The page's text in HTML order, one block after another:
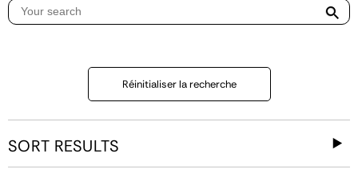
Réinitialiser la recherche
SORT RESULTS